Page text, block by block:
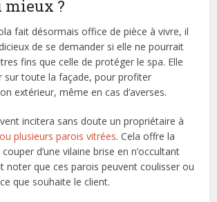
mieux ?
fait désormais office de pièce à vivre, il
de se demander si elle ne pourrait
fins que celle de protéger le spa. Elle
sur toute la façade, pour profiter
extérieur, même en cas d’averses.
incitera sans doute un propriétaire à
plusieurs parois vitrées. Cela offre la
d’une vilaine brise en n’occultant
noter que ces parois peuvent coulisser ou
que souhaite le client.